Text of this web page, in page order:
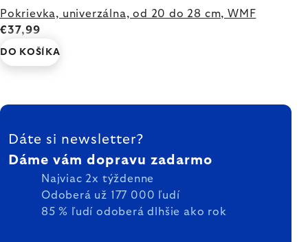
Pokrievka, univerzálna, od 20 do 28 cm, WMF
€37,99
DO KOŠÍKA
ZÁPÄTIE
Dáte si newsletter?
Dáme vám dopravu zadarmo
Najviac 2x týždenne
Odoberá už 177 000 ľudí
85 % ľudí odoberá dlhšie ako rok